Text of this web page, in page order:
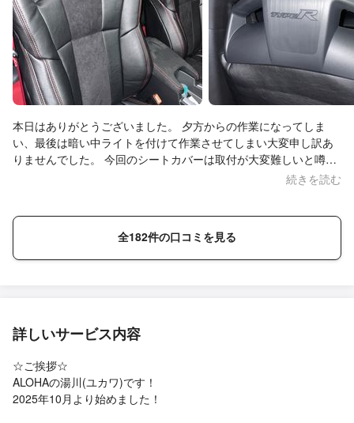
本日はありがとうございました。 夕方からの作業になってしま
い、最後は暗い中ライトを付けて作業させてしまい大変申し訳あ
りませんでした。 今回のシートカバーは取付が大変難しいと噂の
カバーでしたがら流石プロでした、やはりシートカバーとかは経
大変楽しくて、接客業もイケるのではと思える程でした。 遅くま
でありがとうございました。 感激です
続きを読む
全182件の口コミを見る
詳しいサービス内容
☆ご挨拶‪☆
ALOHAの湯川(ユカワ)です！
2025年10月より始めました！